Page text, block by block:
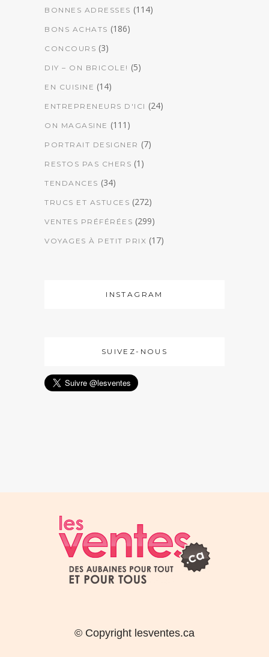
BONNES ADRESSES (114)
BONS ACHATS (186)
CONCOURS (3)
DIY – ON BRICOLE! (5)
EN CUISINE (14)
ENTREPRENEURS D'ICI (24)
ON MAGASINE (111)
PORTRAIT DESIGNER (7)
RESTOS PAS CHERS (1)
TENDANCES (34)
TRUCS ET ASTUCES (272)
VENTES PRÉFÉRÉES (299)
VOYAGES À PETIT PRIX (17)
INSTAGRAM
SUIVEZ-NOUS
© Copyright lesventes.ca